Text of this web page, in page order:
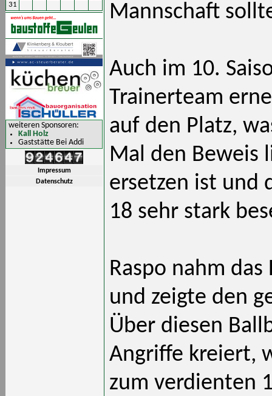
31
weiteren Sponsoren:
Kall Holz
Gaststätte Bei Addi
Impressum
Datenschutz
Mannschaft
Auch im 10.
Trainerteam
auf den Platz,
Mal den Beweis
ersetzen ist und
18 sehr stark
Raspo nahm
und zeigte den
Über diesen
Angriffe kreiert,
zum verdienten